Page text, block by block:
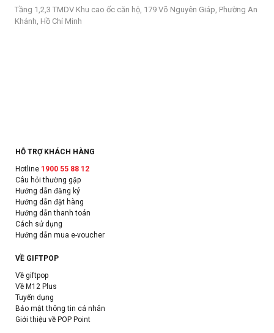
Tầng 1,2,3 TMDV Khu cao ốc căn hộ, 179 Võ Nguyên Giáp, Phường An
Khánh, Hồ Chí Minh
HỖ TRỢ KHÁCH HÀNG
Hotline 1900 55 88 12
Câu hỏi thường gặp
Hướng dẫn đăng ký
Hướng dẫn đặt hàng
Hướng dẫn thanh toán
Cách sử dụng
Hướng dẫn mua e-voucher
VỀ GIFTPOP
Về giftpop
Về M12 Plus
Tuyển dụng
Bảo mật thông tin cá nhân
Giới thiệu về POP Point